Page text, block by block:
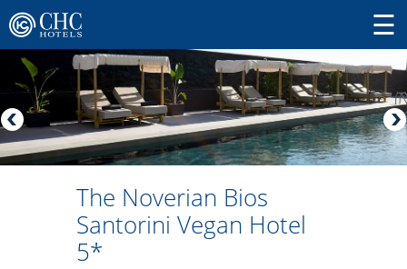
The Noverian Bios
Santorini Vegan Hotel
5*